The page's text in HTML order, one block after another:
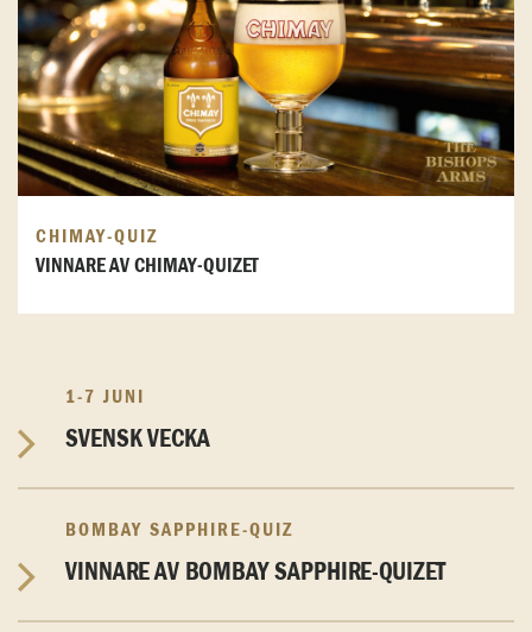
CHIMAY-QUIZ
VINNARE AV CHIMAY-QUIZET
1-7 JUNI
SVENSK VECKA
BOMBAY SAPPHIRE-QUIZ
VINNARE AV BOMBAY SAPPHIRE-QUIZET